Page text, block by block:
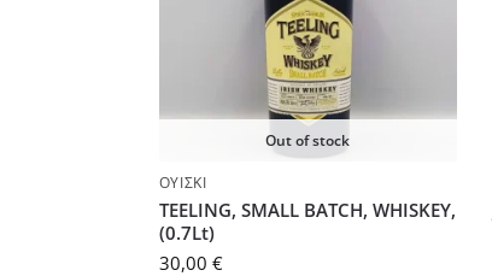
Out of stock
ΟΥΊΣΚΙ
TEELING, SMALL BATCH, WHISKEY,
(0.7Lt)
30,00 €